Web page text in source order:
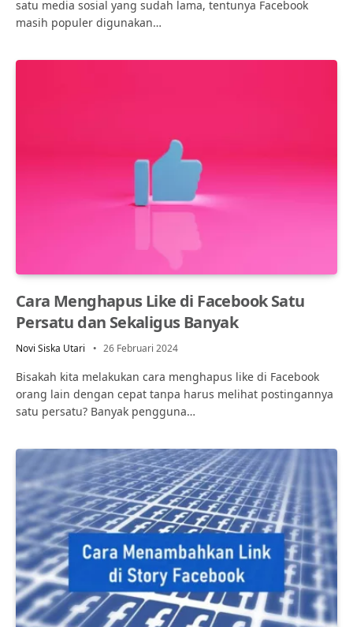
satu media sosial yang sudah lama, tentunya Facebook
masih populer digunakan…
Cara Menghapus Like di Facebook Satu
Persatu dan Sekaligus Banyak
Novi Siska Utari 26 Februari 2024
Bisakah kita melakukan cara menghapus like di Facebook
orang lain dengan cepat tanpa harus melihat postingannya
satu persatu? Banyak pengguna…